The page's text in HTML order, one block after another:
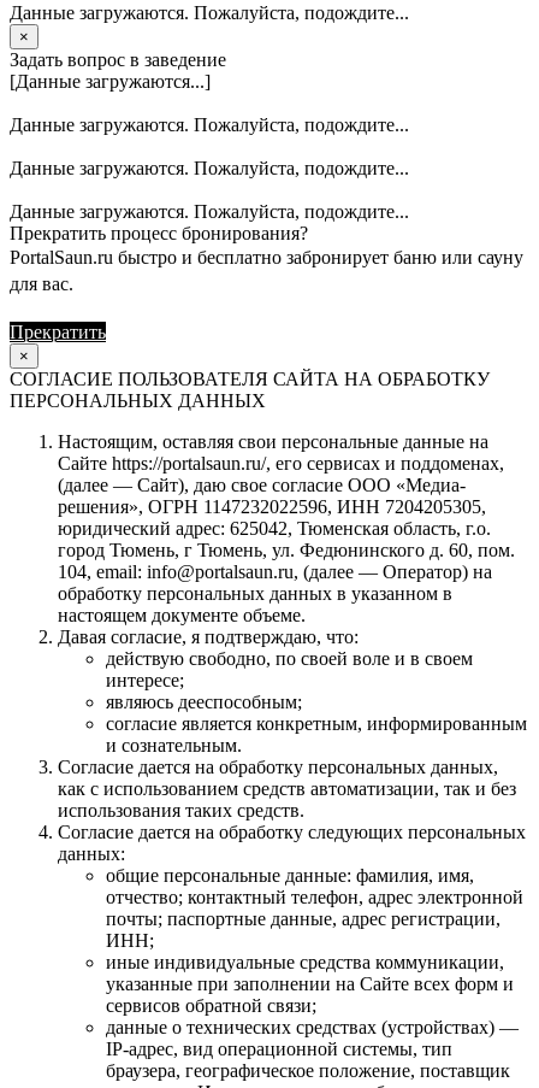
Данные загружаются. Пожалуйста, подождите...
×
Задать вопрос в заведение
[Данные загружаются...]
Данные загружаются. Пожалуйста, подождите...
Данные загружаются. Пожалуйста, подождите...
Данные загружаются. Пожалуйста, подождите...
Прекратить процесс бронирования?
PortalSaun.ru быстро и бесплатно забронирует баню или сауну
для вас.
Прекратить
×
СОГЛАСИЕ ПОЛЬЗОВАТЕЛЯ САЙТА НА ОБРАБОТКУ
ПЕРСОНАЛЬНЫХ ДАННЫХ
Настоящим, оставляя свои персональные данные на
Сайте https://portalsaun.ru/, его сервисах и поддоменах,
(далее — Сайт), даю свое согласие ООО «Медиа-
решения», ОГРН 1147232022596, ИНН 7204205305,
юридический адрес: 625042, Тюменская область, г.о.
город Тюмень, г Тюмень, ул. Федюнинского д. 60, пом.
104, email: info@portalsaun.ru, (далее — Оператор) на
обработку персональных данных в указанном в
настоящем документе объеме.
Давая согласие, я подтверждаю, что:
действую свободно, по своей воле и в своем
интересе;
являюсь дееспособным;
согласие является конкретным, информированным
и сознательным.
Согласие дается на обработку персональных данных,
как с использованием средств автоматизации, так и без
использования таких средств.
Согласие дается на обработку следующих персональных
данных:
общие персональные данные: фамилия, имя,
отчество; контактный телефон, адрес электронной
почты; паспортные данные, адрес регистрации,
ИНН;
иные индивидуальные средства коммуникации,
указанные при заполнении на Сайте всех форм и
сервисов обратной связи;
данные о технических средствах (устройствах) —
IP-адрес, вид операционной системы, тип
браузера, географическое положение, поставщик